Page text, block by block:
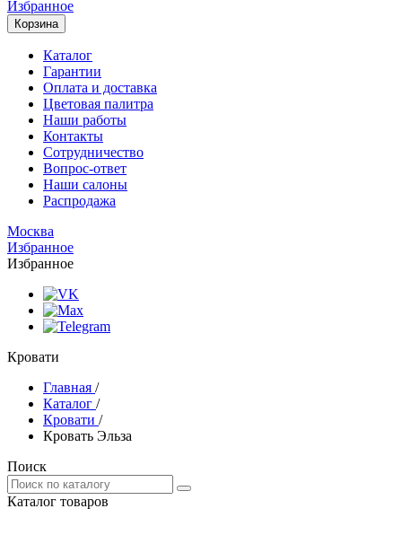
Избранное
Корзина
Каталог
Гарантии
Оплата и доставка
Цветовая палитра
Наши работы
Контакты
Сотрудничество
Вопрос-ответ
Наши салоны
Распродажа
Москва
Избранное
Избранное
Кровати
Главная /
Каталог /
Кровати /
Кровать Эльза
Поиск
Каталог товаров